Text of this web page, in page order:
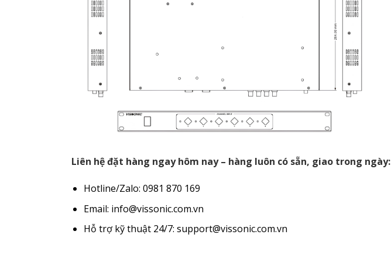
Liên hệ đặt hàng ngay hôm nay – hàng luôn có sẵn, giao trong ngày:
Hotline/Zalo: 0981 870 169
Email: info@vissonic.com.vn
Hỗ trợ kỹ thuật 24/7: support@vissonic.com.vn